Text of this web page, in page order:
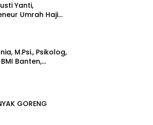
Yanti,
Umrah Haji
Baitullah
M.Psi., Psikolog,
Banten,
Layanan
GORENG